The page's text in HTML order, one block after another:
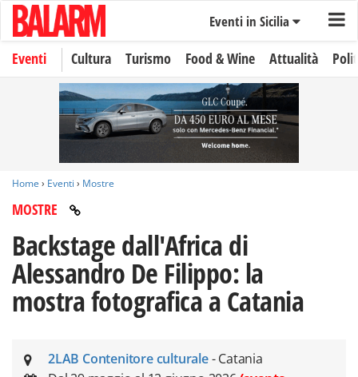
Eventi in Sicilia
Eventi Cultura Turismo Food & Wine Attualità
Home › Eventi › Mostre
MOSTRE
Backstage dall'Africa di
Alessandro De Filippo: la
mostra fotografica a Catania
2LAB Contenitore culturale- Catania